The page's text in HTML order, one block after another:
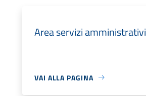
Area servizi amministrativi
VAI ALLA PAGINA